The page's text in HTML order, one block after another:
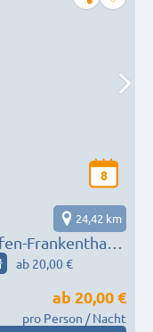
8
Frankenthal-
24,42 km
ab 20,00 €
ab 20,00 €
pro Person / Nacht